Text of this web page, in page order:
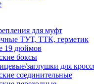
для муфт
ТУТ, ТТК, герметик
19 дюймов
боксы
заглушки для
соединительные